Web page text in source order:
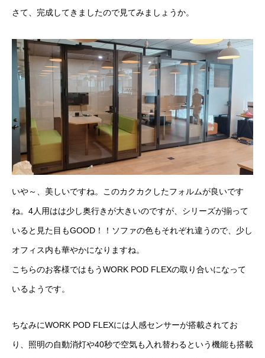
さて、完成してきましたので見てみましょうか。
いや～、美しいですね。このカクカクしたフォルムが良いです
ね。4人用はは少し奥行きが大きいのですが、シリーズが揃って
いると見た目もGOOD！！ソファの色もそれぞれ違うので、少し
オフィス内も華やかになりますね。
こちらのお客様ではもうWORK POD FLEXの取り合いになって
いるようです。
ちなみにWORK POD FLEXには人感センサーが搭載されてお
り、照明の自動消灯や40秒で空気も入れ替わるという機能も搭載